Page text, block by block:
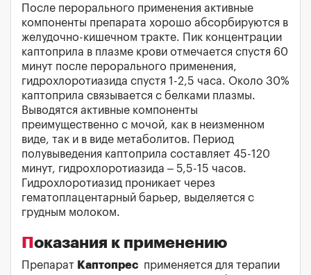
После перорального применения активные
компоненты препарата хорошо абсорбируются в
желудочно-кишечном тракте. Пик концентрации
каптоприла в плазме крови отмечается спустя 60
минут после перорального применения,
гидрохлоротиазида спустя 1-2,5 часа. Около 30%
каптоприла связывается с белками плазмы.
Выводятся активные компоненты
преимущественно с мочой, как в неизменном
виде, так и в виде метаболитов. Период
полувыведения каптоприла составляет 45-120
минут, гидрохлоротиазида – 5,5-15 часов.
Гидрохлоротиазид проникает через
гематоплацентарный барьер, выделяется с
грудным молоком.
Показания к применению
Препарат Каптопрес применяется для терапии